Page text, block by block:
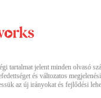
tartalmat jelent minden olvasó
és változatos
az új irányokat és fejlődési